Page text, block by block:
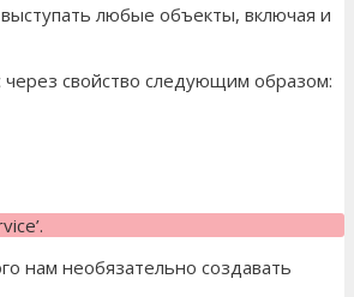
выступать любые объекты, включая и
свойство следующим образом:
нам необязательно создавать